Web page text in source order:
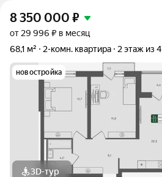
8 350 000 ₽
от 29 996 ₽ в месяц
68,1 м²
2-комн. квартира 2 этаж из 4
новостройка
3D-тур